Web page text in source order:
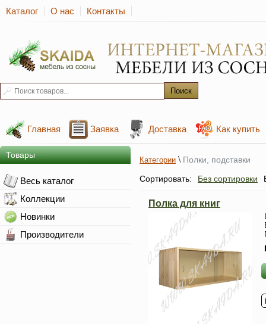
Каталог О нас Контакты
Главная Заявка Доставка Как купить
Товары
Весь каталог
Коллекции
Новинки
Производители
Категории \ Полки, подставки
Сортировать:
Без сортировки
Полка для книг